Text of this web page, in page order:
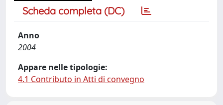
Scheda completa (DC)
Anno
2004
Appare nelle tipologie:
4.1 Contributo in Atti di convegno